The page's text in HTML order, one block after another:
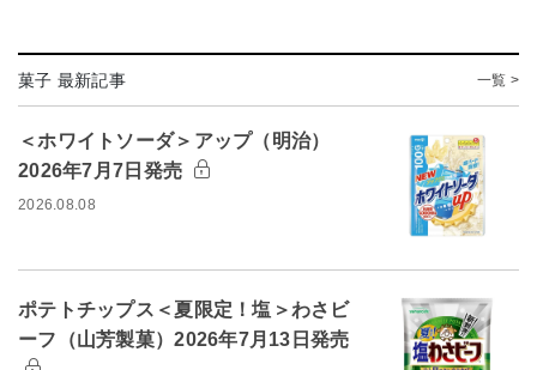
菓子 最新記事 一覧 >
＜ホワイトソーダ＞アップ（明治）
2026年7月7日発売
2026.08.08
ポテトチップス＜夏限定！塩＞わさビ
ーフ（山芳製菓）2026年7月13日発売